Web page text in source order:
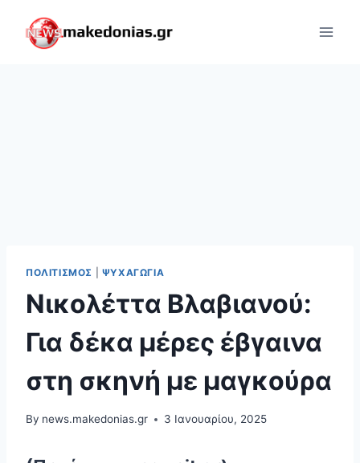
content
ΠΟΛΙΤΙΣΜΌΣ ΨΥΧΑΓΩΓΊΑ
Νικολέττα Βλαβιανού:
Για δέκα μέρες έβγαινα
στη σκηνή με μαγκούρα
By news.makedonias.gr 3 Ιανουαρίου, 2025